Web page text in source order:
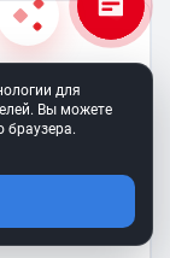
SS-
для
Вы можете
браузера.